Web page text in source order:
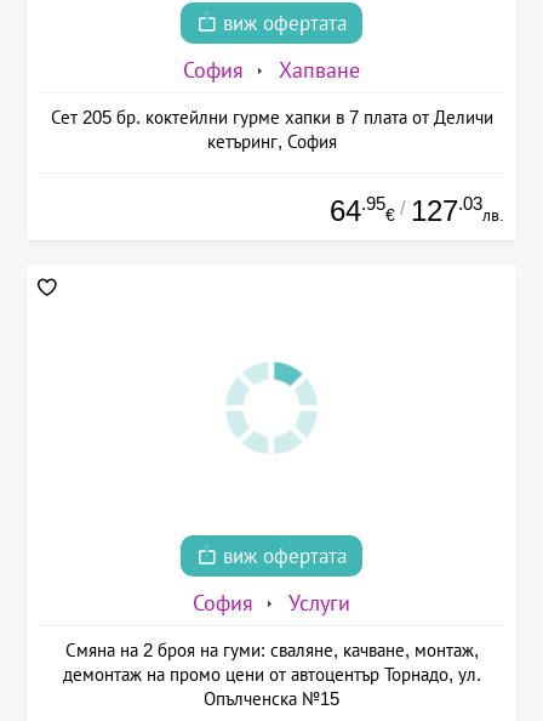
виж офертата
София Хапване
Сет 205 бр. коктейлни гурме хапки в 7 плата от Деличи
кетъринг, София
64.95
€ / 127.03
лв.
виж офертата
София Услуги
Смяна на 2 броя на гуми: сваляне, качване, монтаж,
демонтаж на промо цени от автоцентър Торнадо, ул.
Опълченска №15